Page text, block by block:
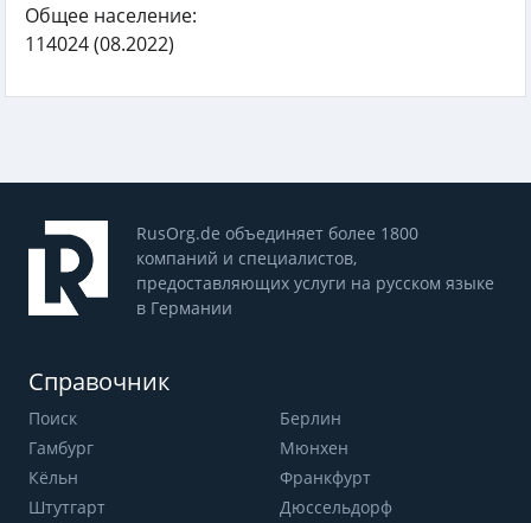
Общее население:
114024(08.2022)
RusOrg.de объединяет более 1800
компаний и специалистов,
предоставляющих услуги на русском языке
в Германии
Справочник
Поиск
Берлин
Гамбург
Мюнхен
Кёльн
Франкфурт
Штутгарт
Дюссельдорф